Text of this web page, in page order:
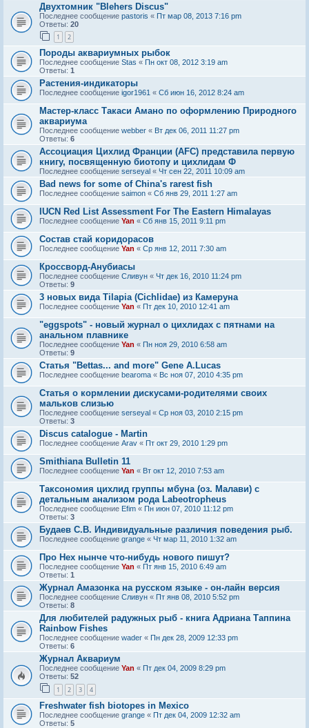
Двухтомник "Blehers Discus"
Последнее сообщение pastoris « Пт мар 08, 2013 7:16 pm
Ответы: 20
1 2
Породы аквариумных рыбок
Последнее сообщение Stas « Пн окт 08, 2012 3:19 am
Ответы: 1
Растения-индикаторы
Последнее сообщение igor1961 « Сб июн 16, 2012 8:24 am
Мастер-класс Такаси Амано по оформлению Природного
аквариума
Последнее сообщение webber « Вт дек 06, 2011 11:27 pm
Ответы: 6
Ассоциация Цихлид Франции (AFC) представила первую
книгу, посвященную биотопу и цихлидам Ф
Последнее сообщение serseyal « Чт сен 22, 2011 10:09 am
Bad news for some of China's rarest fish
Последнее сообщение saimon « Сб янв 29, 2011 1:27 am
IUCN Red List Assessment For The Eastern Himalayas
Последнее сообщение Yan « Сб янв 15, 2011 9:11 pm
Состав стай коридорасов
Последнее сообщение Yan « Ср янв 12, 2011 7:30 am
Кроссворд-Анубиасы
Последнее сообщение Сливун « Чт дек 16, 2010 11:24 pm
Ответы: 9
3 новых вида Tilapia (Cichlidae) из Камеруна
Последнее сообщение Yan « Пт дек 10, 2010 12:41 am
"eggspots" - новый журнал о цихлидах с пятнами на
анальном плавнике
Последнее сообщение Yan « Пн ноя 29, 2010 6:58 am
Ответы: 9
Статья "Bettas... and more" Gene A.Lucas
Последнее сообщение bearoma « Вс ноя 07, 2010 4:35 pm
Статья о кормлении дискусами-родителями своих
мальков слизью
Последнее сообщение serseyal « Ср ноя 03, 2010 2:15 pm
Ответы: 3
Discus catalogue - Martin
Последнее сообщение Arav « Пт окт 29, 2010 1:29 pm
Smithiana Bulletin 11
Последнее сообщение Yan « Вт окт 12, 2010 7:53 am
Таксономия цихлид группы мбуна (оз. Малави) с
детальным анализом рода Labeotropheus
Последнее сообщение Efim « Пн июн 07, 2010 11:12 pm
Ответы: 3
Будаев С.В. Индивидуальные различия поведения рыб.
Последнее сообщение grange « Чт мар 11, 2010 1:32 am
Про Hex нынче что-нибудь нового пишут?
Последнее сообщение Yan « Пт янв 15, 2010 6:49 am
Ответы: 1
Журнал Амазонка на русском языке - он-лайн версия
Последнее сообщение Сливун « Пт янв 08, 2010 5:52 pm
Ответы: 8
Для любителей радужных рыб - книга Адриана Таппина
Rainbow Fishes
Последнее сообщение wader « Пн дек 28, 2009 12:33 pm
Ответы: 6
Журнал Аквариум
Последнее сообщение Yan « Пт дек 04, 2009 8:29 pm
Ответы: 52
1 2 3 4
Freshwater fish biotopes in Mexico
Последнее сообщение grange « Пт дек 04, 2009 12:32 am
Ответы: 5